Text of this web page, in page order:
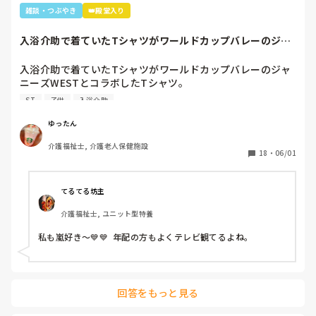
雑談・つぶやき 👑殿堂入り
入浴介助で着ていたTシャツがワールドカップバレーのジャ
入浴介助で着ていたTシャツがワールドカップバレーのジャ
ニーズWESTとコラボしたTシャツ。
暑いししんどいから、せめて好きなTシャツを着て介助しよ
別のフロアの利用者さん達で私はリフト浴の介助をしている
と「可愛いTシャツね☺️」と言われ「そうでしょ？去年のバ
レーボールの世界大会で好きなアイドル達が応援してて、グ
ーズ…(きっとWESTの読み方分からなかった)あなたジャニ
ーズが好きなのね😊」と。
大好きと伝えると「私もよ、あなた嵐は好き？」と聞かれ、
1番好きと伝えると利用者さんが嵐のメンバー3人の名前を言
っていき「後2人…。どないしよ、あと2人名前がでてけぇへ
んわ😩」と言うと近くの利用者さんが「櫻井くんと二宮くん
や」と😂😂
ムタクしか居ないこと、SMAPは解散してしまった事等伝え
ST 子供 入浴介助
ゆったん
介護福祉士, 介護老人保健施設
18 ・ 06/01
てるてる坊主
介護福祉士, ユニット型特養
私も嵐好き～💙💙  年配の方もよくテレビ観てるよね。
回答をもっと見る